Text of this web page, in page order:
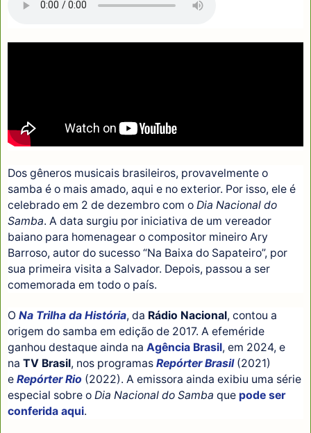
Dos gêneros musicais brasileiros, provavelmente o
samba é o mais amado, aqui e no exterior. Por isso, ele é
celebrado em 2 de dezembro com o Dia Nacional do
Samba. A data surgiu por iniciativa de um vereador
baiano para homenagear o compositor mineiro Ary
Barroso, autor do sucesso “Na Baixa do Sapateiro”, por
sua primeira visita a Salvador. Depois, passou a ser
comemorada em todo o país.
O Na Trilha da História, da Rádio Nacional, contou a
origem do samba em edição de 2017. A efeméride
ganhou destaque ainda na Agência Brasil, em 2024, e
na TV Brasil, nos programas Repórter Brasil(2021)
e Repórter Rio (2022). A emissora ainda exibiu uma série
especial sobre o Dia Nacional do Samba que pode ser
conferida aqui.